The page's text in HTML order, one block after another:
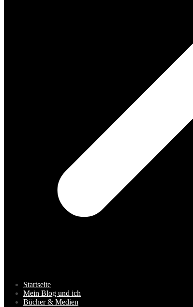
Startseite
Mein Blog und ich
Bücher & Medien